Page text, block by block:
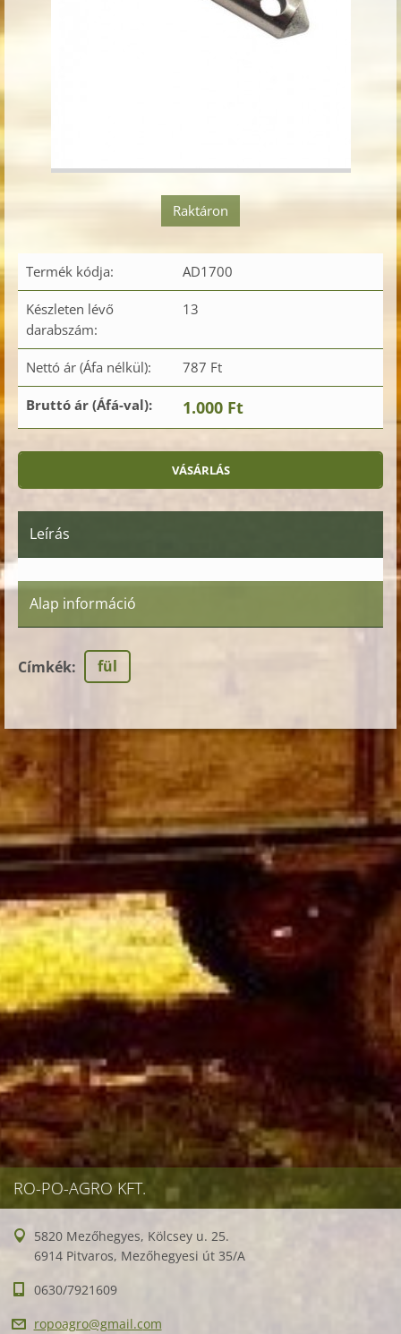
Raktáron
Termék kódja: AD1700
Készleten lévő
darabszám:
13
Nettó ár (Áfa nélkül): 787 Ft
Bruttó ár (Áfá-val): 1.000 Ft
Leírás
Alap információ
Címkék: fül
RO-PO-AGRO KFT.
5820 Mezőhegyes, Kölcsey u. 25.
6914 Pitvaros, Mezőhegyesi út 35/A
0630/7921609
ropoagro@gmail.com